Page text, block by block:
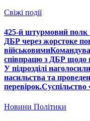
Свіжі події
425-й штурмовий полк
ДБР через жорстоке
співпрацю з ДБР щодо
У підрозділі
насильства та
Новини Політики